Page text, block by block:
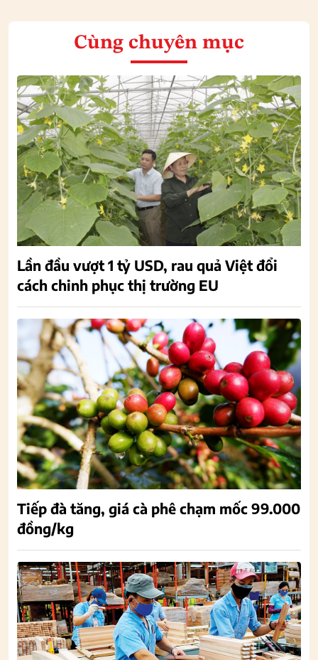
Cùng chuyên mục
Lần đầu vượt 1 tỷ USD, rau quả Việt đổi
cách chinh phục thị trường EU
Tiếp đà tăng, giá cà phê chạm mốc 99.000
đồng/kg